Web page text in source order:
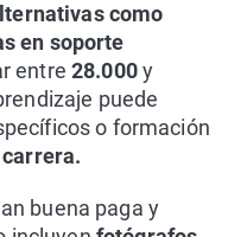
como
en soporte
entre28.000y
puede
o formación
buena paga y